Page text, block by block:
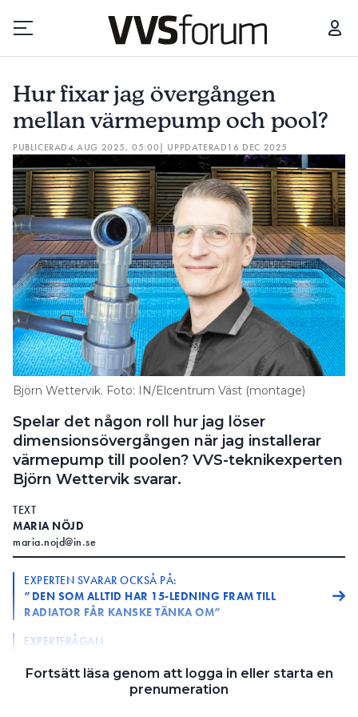
Prenumerera
Hantera prenumeration
Lediga jobb
Annonsera
Läs E-tidningen
Om tidningen
Kontakt
Information om GDPR
SEARCH
Hur fixar jag övergången
mellan värmepump och pool?
PUBLICERAD4 AUG 2025, 05:00| UPPDATERAD16 DEC 2025
Björn Wettervik. Foto: IN/Elcentrum Väst (montage)
Spelar det någon roll hur jag löser
dimensionsövergången när jag installerar
värmepump till poolen? VVS-teknikexperten
Björn Wettervik svarar.
TEXT
MARIA NÖJD
maria.nojd@in.se
EXPERTEN SVARAR OCKSÅ PÅ:
”DEN SOM ALLTID HAR 15-LEDNING FRAM TILL
RADIATOR FÅR KANSKE TÄNKA OM”
EXPERTFRÅGAN
GOLVVÄRMEFÖRDELARE?
Fortsätt läsa genom att logga in eller starta en
prenumeration